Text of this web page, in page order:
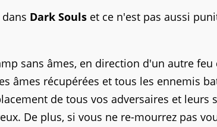
Dark Souls et ce n'est pas aussi
sans âmes, en direction d'un autre
âmes récupérées et tous les ennemis
de tous vos adversaires et leurs
De plus, si vous ne re-mourrez pas